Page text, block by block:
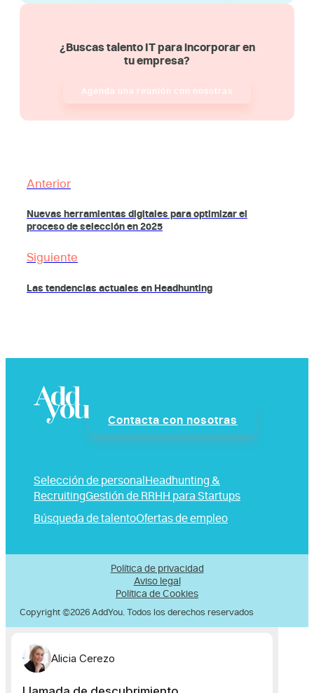
¿Buscas talento IT para incorporar en
tu empresa?
Agenda una reunión con nosotras
Anterior
Nuevas herramientas digitales para optimizar el
proceso de selección en 2025
Siguiente
Las tendencias actuales en Headhunting
Contacta con nosotras
Selección de personal Headhunting &
RecruitingGestión de RRHH para Startups
Búsqueda de talentoOfertas de empleo
Política de privacidad
Aviso legal
Política de Cookies
Copyright ©2026 AddYou. Todos los derechos reservados